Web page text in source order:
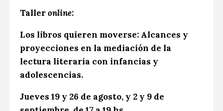
Talleronline:
Los libros quieren moverse: Alcances y
proyecciones en la mediación de la
lectura literaria con infancias y
adolescencias.
Jueves 19 y 26 de agosto, y 2 y 9 de